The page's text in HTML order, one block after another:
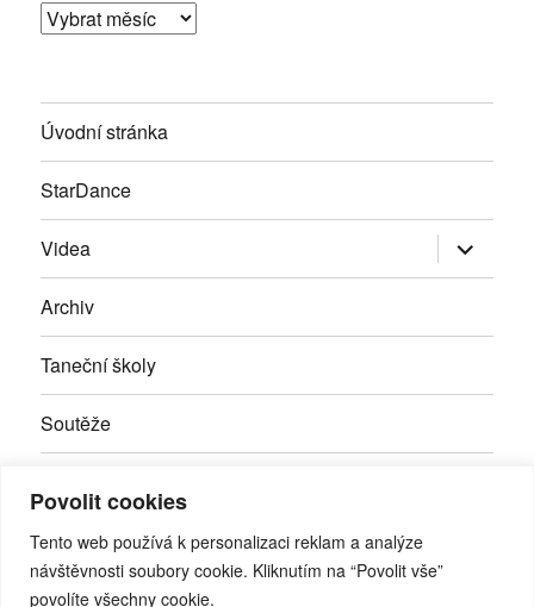
Povolit cookies
Tento web používá k personalizaci reklam a analýze
návštěvnosti soubory cookie. Kliknutím na “Povolit vše”
povolíte všechny cookie.
Archivy
Úvodní stránka
StarDance
Videa Zobrazit
položky
Archiv
Taneční školy
Soutěže
Kontakty